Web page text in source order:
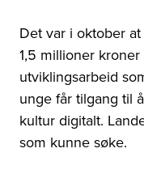
Det var i oktober
1,5 millioner
utviklingsarbeid
unge får tilgang til
kultur digitalt.
som kunne søke.